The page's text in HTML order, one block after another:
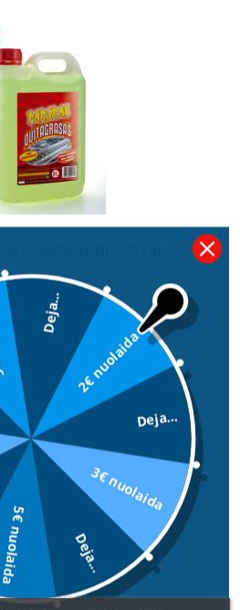
39,00 €
2€ nuolaida
Deja...
3€ nuolaida
Deja...
5€ nuolaida
Deja...